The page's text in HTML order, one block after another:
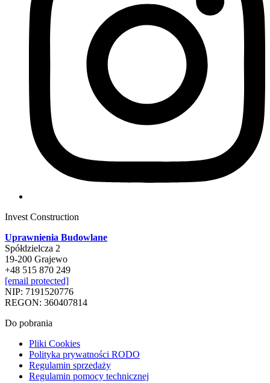
Invest Construction
Uprawnienia Budowlane
Spółdzielcza 2
19-200 Grajewo
+48 515 870 249
[email protected]
NIP: 7191520776
REGON: 360407814
Do pobrania
Pliki Cookies
Polityka prywatności RODO
Regulamin sprzedaży
Regulamin pomocy technicznej